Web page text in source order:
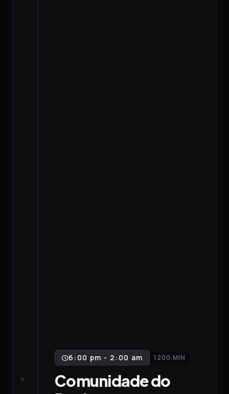
schedule6:00 pm - 2:00 am 1200 MIN
Comunidade do